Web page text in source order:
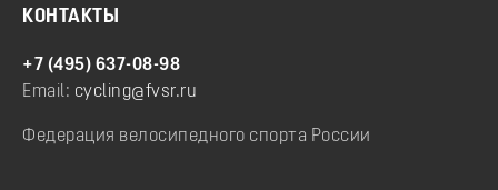
КОНТАКТЫ
+7 (495) 637-08-98
Email: cycling@fvsr.ru
Федерация велосипедного спорта России